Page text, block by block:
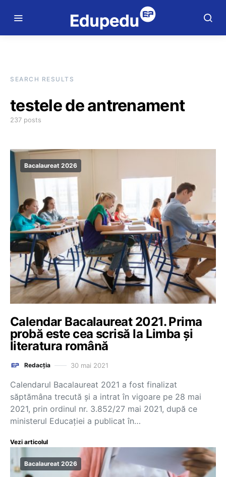
SEARCH RESULTS
testele de antrenament
237 posts
Bacalaureat 2026
Calendar Bacalaureat 2021. Prima
probă este cea scrisă la Limba și
literatura română
Redacția 30 mai 2021
Calendarul Bacalaureat 2021 a fost finalizat
săptămâna trecută și a intrat în vigoare pe 28 mai
2021, prin ordinul nr. 3.852/27 mai 2021, după ce
ministerul Educației a publicat în…
Vezi articolul
Bacalaureat 2026